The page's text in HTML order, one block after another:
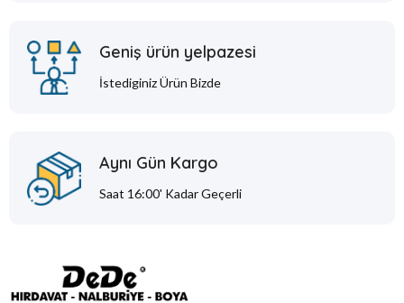
Geniş ürün yelpazesi
İstediginiz Ürün Bizde
Aynı Gün Kargo
Saat 16:00' Kadar Geçerli